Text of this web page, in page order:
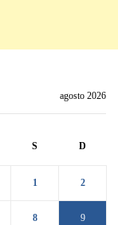
agosto 2026
S D
1 2
8 9